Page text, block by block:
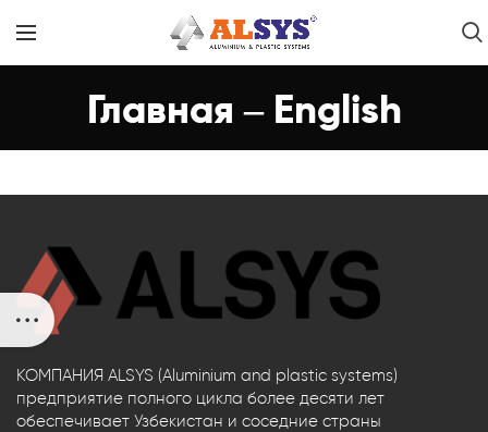
Главная – English
КОМПАНИЯ ALSYS (Aluminium and plastic systems)
предприятие полного цикла более десяти лет
обеспечивает Узбекистан и соседние страны